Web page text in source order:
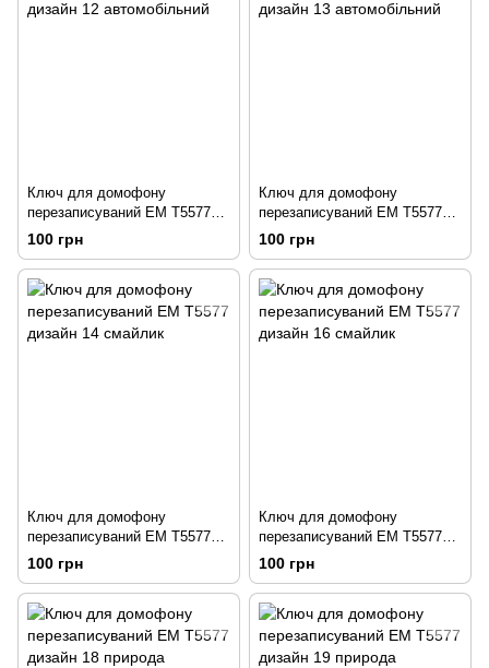
Ключ для домофону
перезаписуваний ЕМ Т5577
дизайн 12 автомобільний
100 грн
Ключ для домофону
перезаписуваний ЕМ Т5577
дизайн 13 автомобільний
100 грн
Ключ для домофону
перезаписуваний ЕМ Т5577
дизайн 14 смайлик
100 грн
Ключ для домофону
перезаписуваний ЕМ Т5577
дизайн 16 смайлик
100 грн